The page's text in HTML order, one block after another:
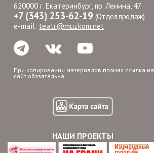
620000 г. Екатеринбург, пр. Ленина, 47
+7 (343) 253-62-19 (Отдел продаж)
e-mail: teatr@muzkom.net
При копировании материалов прямая ссылка на
сайт обязательна
НАШИ ПРОЕКТЫ